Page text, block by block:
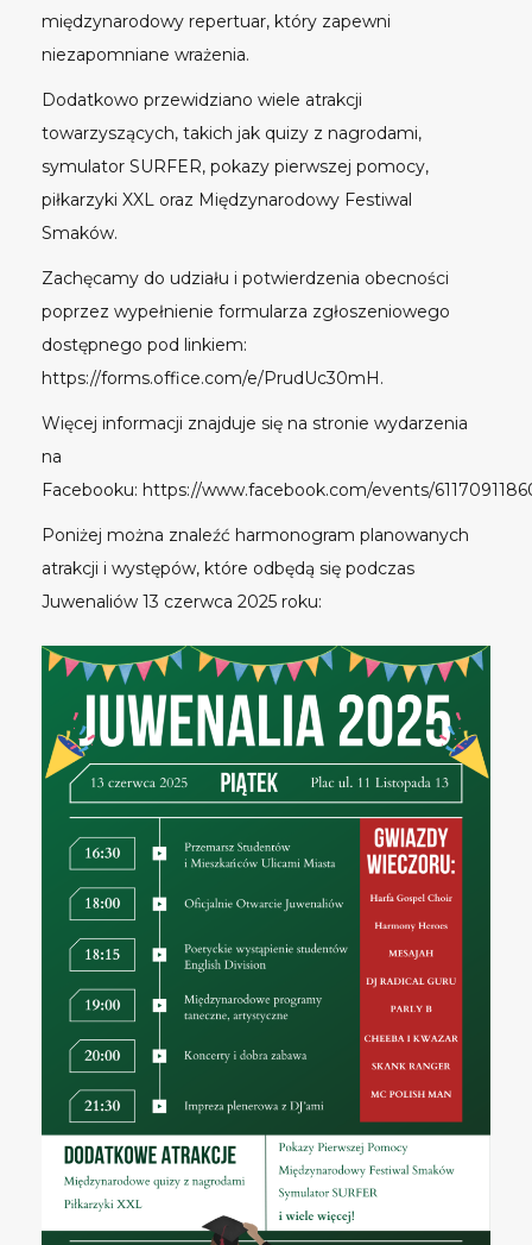
międzynarodowy repertuar, który zapewni
niezapomniane wrażenia.
Dodatkowo przewidziano wiele atrakcji
towarzyszących, takich jak quizy z nagrodami,
symulator SURFER, pokazy pierwszej pomocy,
piłkarzyki XXL oraz Międzynarodowy Festiwal
Smaków.
Zachęcamy do udziału i potwierdzenia obecności
poprzez wypełnienie formularza zgłoszeniowego
dostępnego pod linkiem:
https://forms.office.com/e/PrudUc30mH.
Więcej informacji znajduje się na stronie wydarzenia
na
Facebooku: https://www.facebook.com/events/
Poniżej można znaleźć harmonogram planowanych
atrakcji i występów, które odbędą się podczas
Juwenaliów 13 czerwca 2025 roku: